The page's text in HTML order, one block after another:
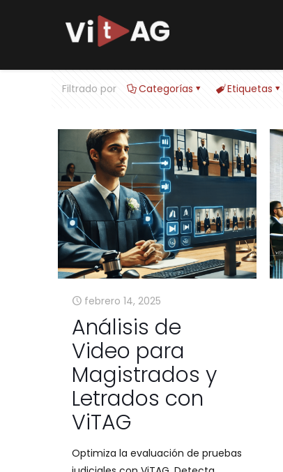
Filtrado por Categorías Etiquetas
febrero 14, 2025
Análisis de
Video para
Magistrados y
Letrados con
ViTAG
Optimiza la evaluación de pruebas